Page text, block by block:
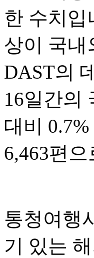
한 수치입
상이 국내
DAST의
16일간의
대비
6,463편
통청여행
기 있는